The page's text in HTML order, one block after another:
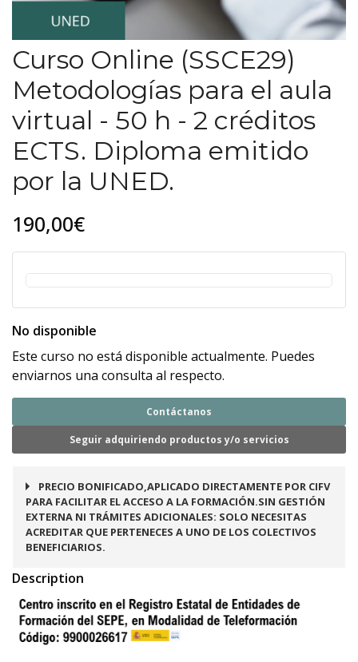
Curso Online (SSCE29)
Metodologías para el aula
virtual - 50 h - 2 créditos
ECTS. Diploma emitido
por la UNED.
190,00€
No disponible
Este curso no está disponible actualmente. Puedes
enviarnos una consulta al respecto.
Contáctanos
Seguir adquiriendo productos y/o servicios
PRECIO BONIFICADO,APLICADO DIRECTAMENTE POR CIFV
PARA FACILITAR EL ACCESO A LA FORMACIÓN.SIN GESTIÓN
EXTERNA NI TRÁMITES ADICIONALES: SOLO NECESITAS
ACREDITAR QUE PERTENECES A UNO DE LOS COLECTIVOS
BENEFICIARIOS.
Este curso es bonificable a través de los
créditos FUNDAE, ideal para formar a
trabajadores en activo y mejorar sus
competencias profesionales.
Description